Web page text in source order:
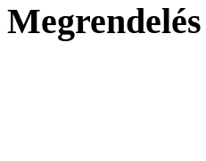
Megrendelés